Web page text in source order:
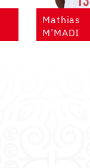
Mathias
M’MADI